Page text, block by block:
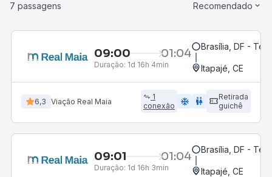
7 passagens Recomendado
09:00 01:04
Duração: 1d 16h 4min
Brasília, DF -
Itapajé, CE
6,3 Viação Real Maia
1
conexão
ac_unit wc
Retirada
guichê
09:01 01:04
Duração: 1d 16h 3min
Brasília, DF -
Itapajé, CE